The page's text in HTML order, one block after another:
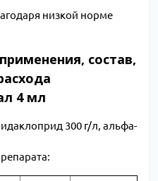
низкой норме
состав,
4 мл
300 г/л, альфа-